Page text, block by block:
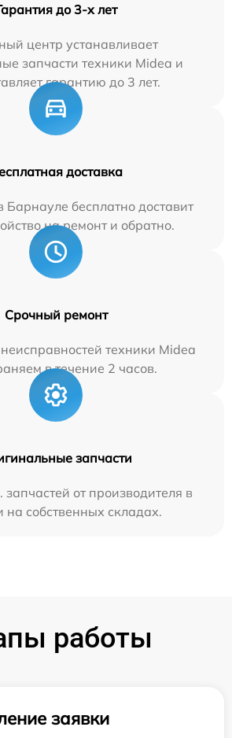
до 3-х лет
центр устанавливает
запчасти техники Midea и
гарантию до 3 лет.
доставка
бесплатно доставит
на ремонт и обратно.
Срочный ремонт
техники Midea
в течение 2 часов.
запчасти
запчастей от производителя в
на собственных складах.
работы
заявки